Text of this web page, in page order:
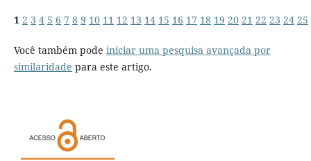
1 2 3 4 5 6 7 8 9 10 11 12 13 14 15 16 17 18 19 20 21 22 23 24 25
Você também pode iniciar uma pesquisa avançada por
similaridade para este artigo.